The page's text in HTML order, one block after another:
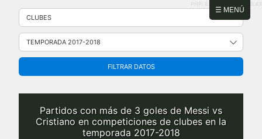
☰ MENÚ
Saltar
contenido
PHP: 8.2.31 | MySQL: 8.0.43
FILTRAR DATOS
Partidos con más de 3 goles de Messi vs
Cristiano en competiciones de clubes en la
temporada 2017-2018